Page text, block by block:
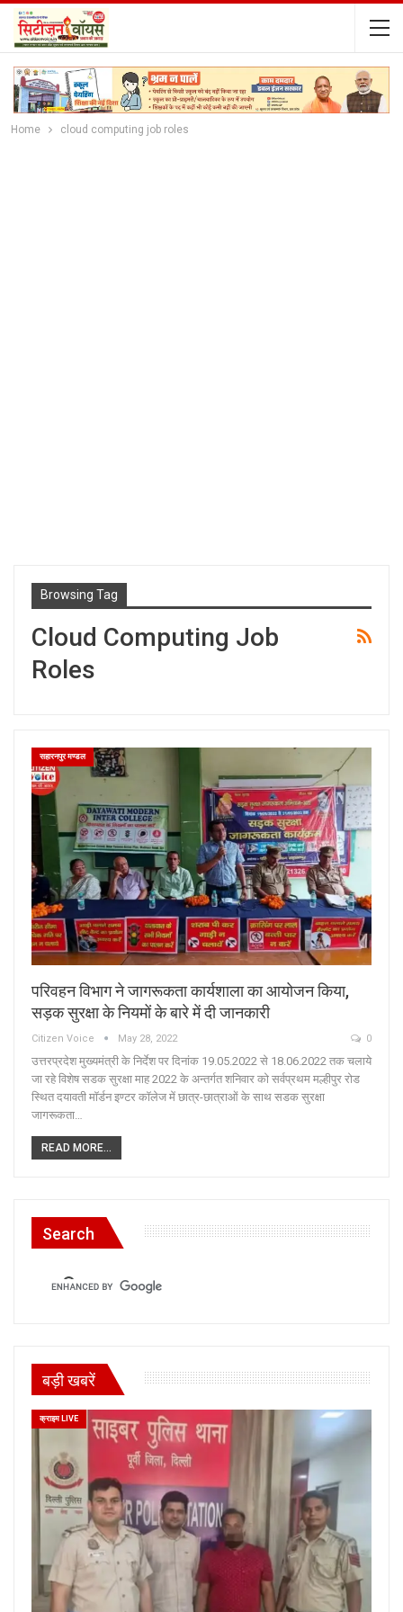
Home cloud computing job roles
Browsing Tag
Cloud Computing Job
Roles
सहारनपुर मण्डल
परिवहन विभाग ने जागरूकता कार्यशाला का आयोजन किया,
सड़क सुरक्षा के नियमों के बारे में दी जानकारी
Citizen Voice May 28, 2022 0
उत्तरप्रदेश मुख्यमंत्री के निर्देश पर दिनांक 19.05.2022 से 18.06.2022 तक चलाये
जा रहे विशेष सडक सुरक्षा माह 2022 के अन्तर्गत शनिवार को सर्वप्रथम मल्हीपुर रोड
स्थित दयावती मॉर्डन इण्टर कॉलेज में छात्र-छात्राओं के साथ सडक सुरक्षा
जागरूकता…
READ MORE...
Search
बड़ी खबरें
क्राइम LIVE